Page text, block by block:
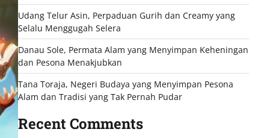
Udang Telur Asin, Perpaduan Gurih dan Creamy yang
Selalu Menggugah Selera
Danau Sole, Permata Alam yang Menyimpan Keheningan
dan Pesona Menakjubkan
Tana Toraja, Negeri Budaya yang Menyimpan Pesona
Alam dan Tradisi yang Tak Pernah Pudar
Recent Comments